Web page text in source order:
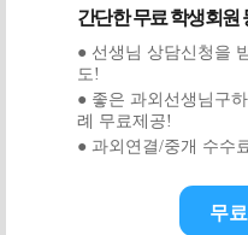
간단한 무료 학생회원
● 선생님 상담신청을
도!
● 좋은 과외선생님구
례 무료제공!
● 과외연결/중개 수수
무